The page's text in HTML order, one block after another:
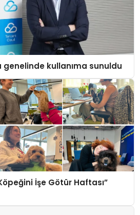
genelinde kullanıma sunuldu
İşe Götür Haftası”